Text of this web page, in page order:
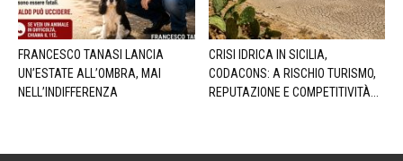
FRANCESCO TANASI LANCIA
UN’ESTATE ALL’OMBRA, MAI
NELL’INDIFFERENZA
CRISI IDRICA IN SICILIA,
CODACONS: A RISCHIO TURISMO,
REPUTAZIONE E COMPETITIVITÀ...